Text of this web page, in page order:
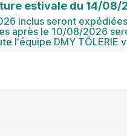
estivale du 14/
inclus seront
après le 10/08/2026
l'équipe DMY TÔLERIE